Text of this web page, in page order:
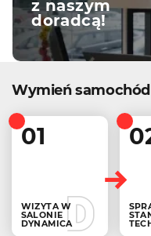
z naszym
doradcą!
Wymień
01
WIZYTA W
SALONIE
DYNAMICA